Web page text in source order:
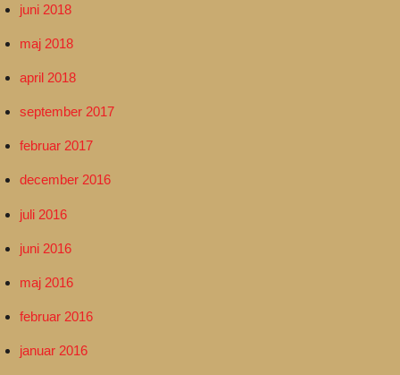
juni 2018
maj 2018
april 2018
september 2017
februar 2017
december 2016
juli 2016
juni 2016
maj 2016
februar 2016
januar 2016